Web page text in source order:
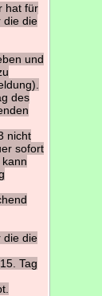
hat für
die die
und
des
nicht
sofort
die die
Tag